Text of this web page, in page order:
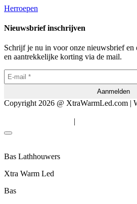
Herroepen
Nieuwsbrief inschrijven
Schrijf je nu in voor onze nieuwsbrief en
en aantrekkelijke korting via de mail.
Copyright 2026 @ XtraWarmLed.com |
Bas Lathhouwers
Xtra Warm Led
Bas